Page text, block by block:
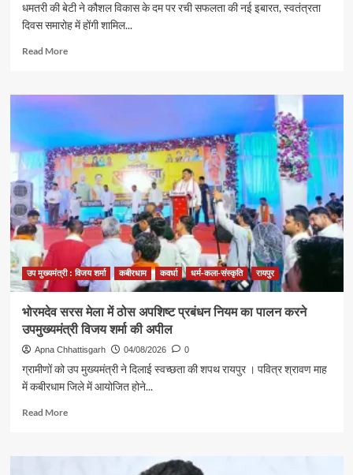
धमतरी की बेटी ने कौशल विकास के दम पर रची सफलता की नई इबारत, स्वतंत्रता
दिवस समारोह में होंगी शामिल...
Read MoreRead
राष्ट्रपति
भवन
आमंत्रण
मिलने
पर
उप
मुख्यमंत्री
विजय
शर्मा
ने
रेणुका
गोस्वामी
बधाई
उप मुख्यमंत्री : विजय शर्मा कबीरधाम कवर्धा धर्म-कला-संस्कृति रायपुर
भोरमदेव सरस मेला में ठोस अपशिष्ट प्रबंधन नियम का पालन करने
उपमुख्यमंत्री विजय शर्मा की अपील
Apna Chhattisgarh 04/08/2026 0
ग्रामीणों को उप मुख्यमंत्री ने दिलाई स्वच्छता की शपथ रायपुर । पवित्र श्रावण माह
में कबीरधाम जिले में आयोजित होने...
Read MoreRead
भोरमदेव